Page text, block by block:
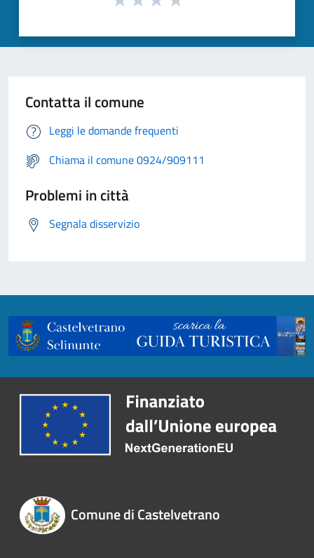
Contatta il comune
Leggi le domande frequenti
Chiama il comune 0924/909111
Problemi in città
Segnala disservizio
Comune di Castelvetrano